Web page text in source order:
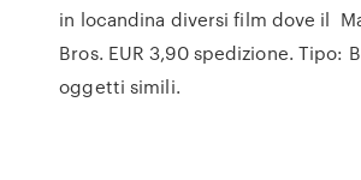
in locandina diversi film dove il
Bros. EUR 3,90 spedizione. Tipo:
oggetti simili.